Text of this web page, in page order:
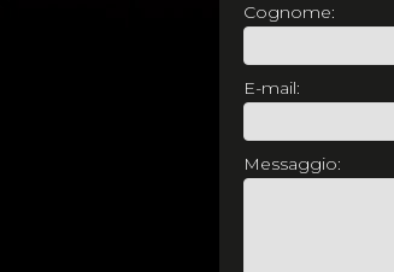
Cognome:
E-mail:
Messaggio: